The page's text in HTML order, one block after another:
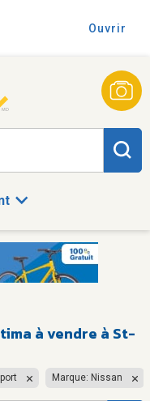
Ouvrir
à vendre à St-
Marque: Nissan